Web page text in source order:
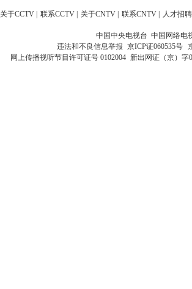
关于CCTV | 联系CCTV | 关于CNTV | 联系CNTV | 人才招聘
中国中央电视台 中国网络电
违法和不良信息举报 京ICP证060535号
网上传播视听节目许可证号 0102004 新出网证（京）